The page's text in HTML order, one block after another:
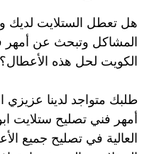
هل تعطل الستلايت لديك
المشاكل وتبحث عن أمهر
الكويت لحل هذه الأعطال؟
طلبك متواجد لدينا عزيزي
أمهر فني تصليح ستلايت
العالية في تصليح جميع